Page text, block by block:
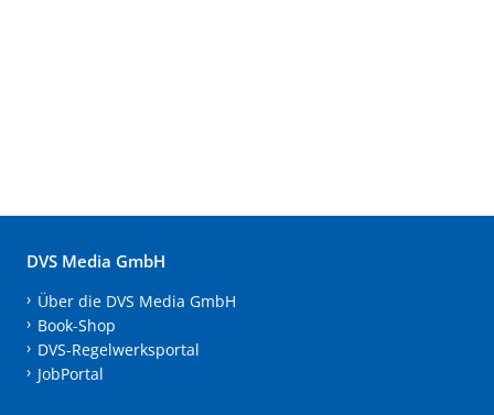
DVS Media GmbH
Über die DVS Media GmbH
Book-Shop
DVS-Regelwerksportal
JobPortal